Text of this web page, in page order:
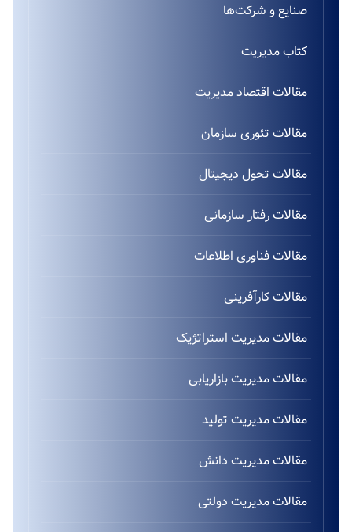
صنایع و شرکت‌ها
کتاب مدیریت
مقالات اقتصاد مدیریت
مقالات تئوری سازمان
مقالات تحول دیجیتال
مقالات رفتار سازمانی
مقالات فناوری اطلاعات
مقالات کارآفرینی
مقالات مدیریت استراتژیک
مقالات مدیریت بازاریابی
مقالات مدیریت تولید
مقالات مدیریت دانش
مقالات مدیریت دولتی